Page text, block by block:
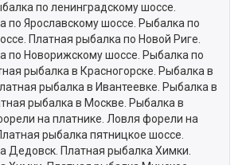
по ленинградскому шоссе.
по Ярославскому шоссе. Рыбалка по
Платная рыбалка по Новой Риге.
по Новорижскому шоссе. Рыбалка по
рыбалка в Красногорске. Рыбалка в
рыбалка в Ивантеевке. Рыбалка в
рыбалка в Москве. Рыбалка в
на платнике. Ловля форели на
рыбалка пятницкое шоссе.
Дедовск. Платная рыбалка Химки.